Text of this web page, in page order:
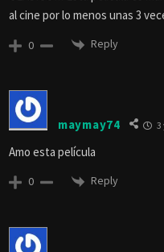
al cine por lo menos unas 3
0 Reply
maymay74 3
Amo esta película
0 Reply